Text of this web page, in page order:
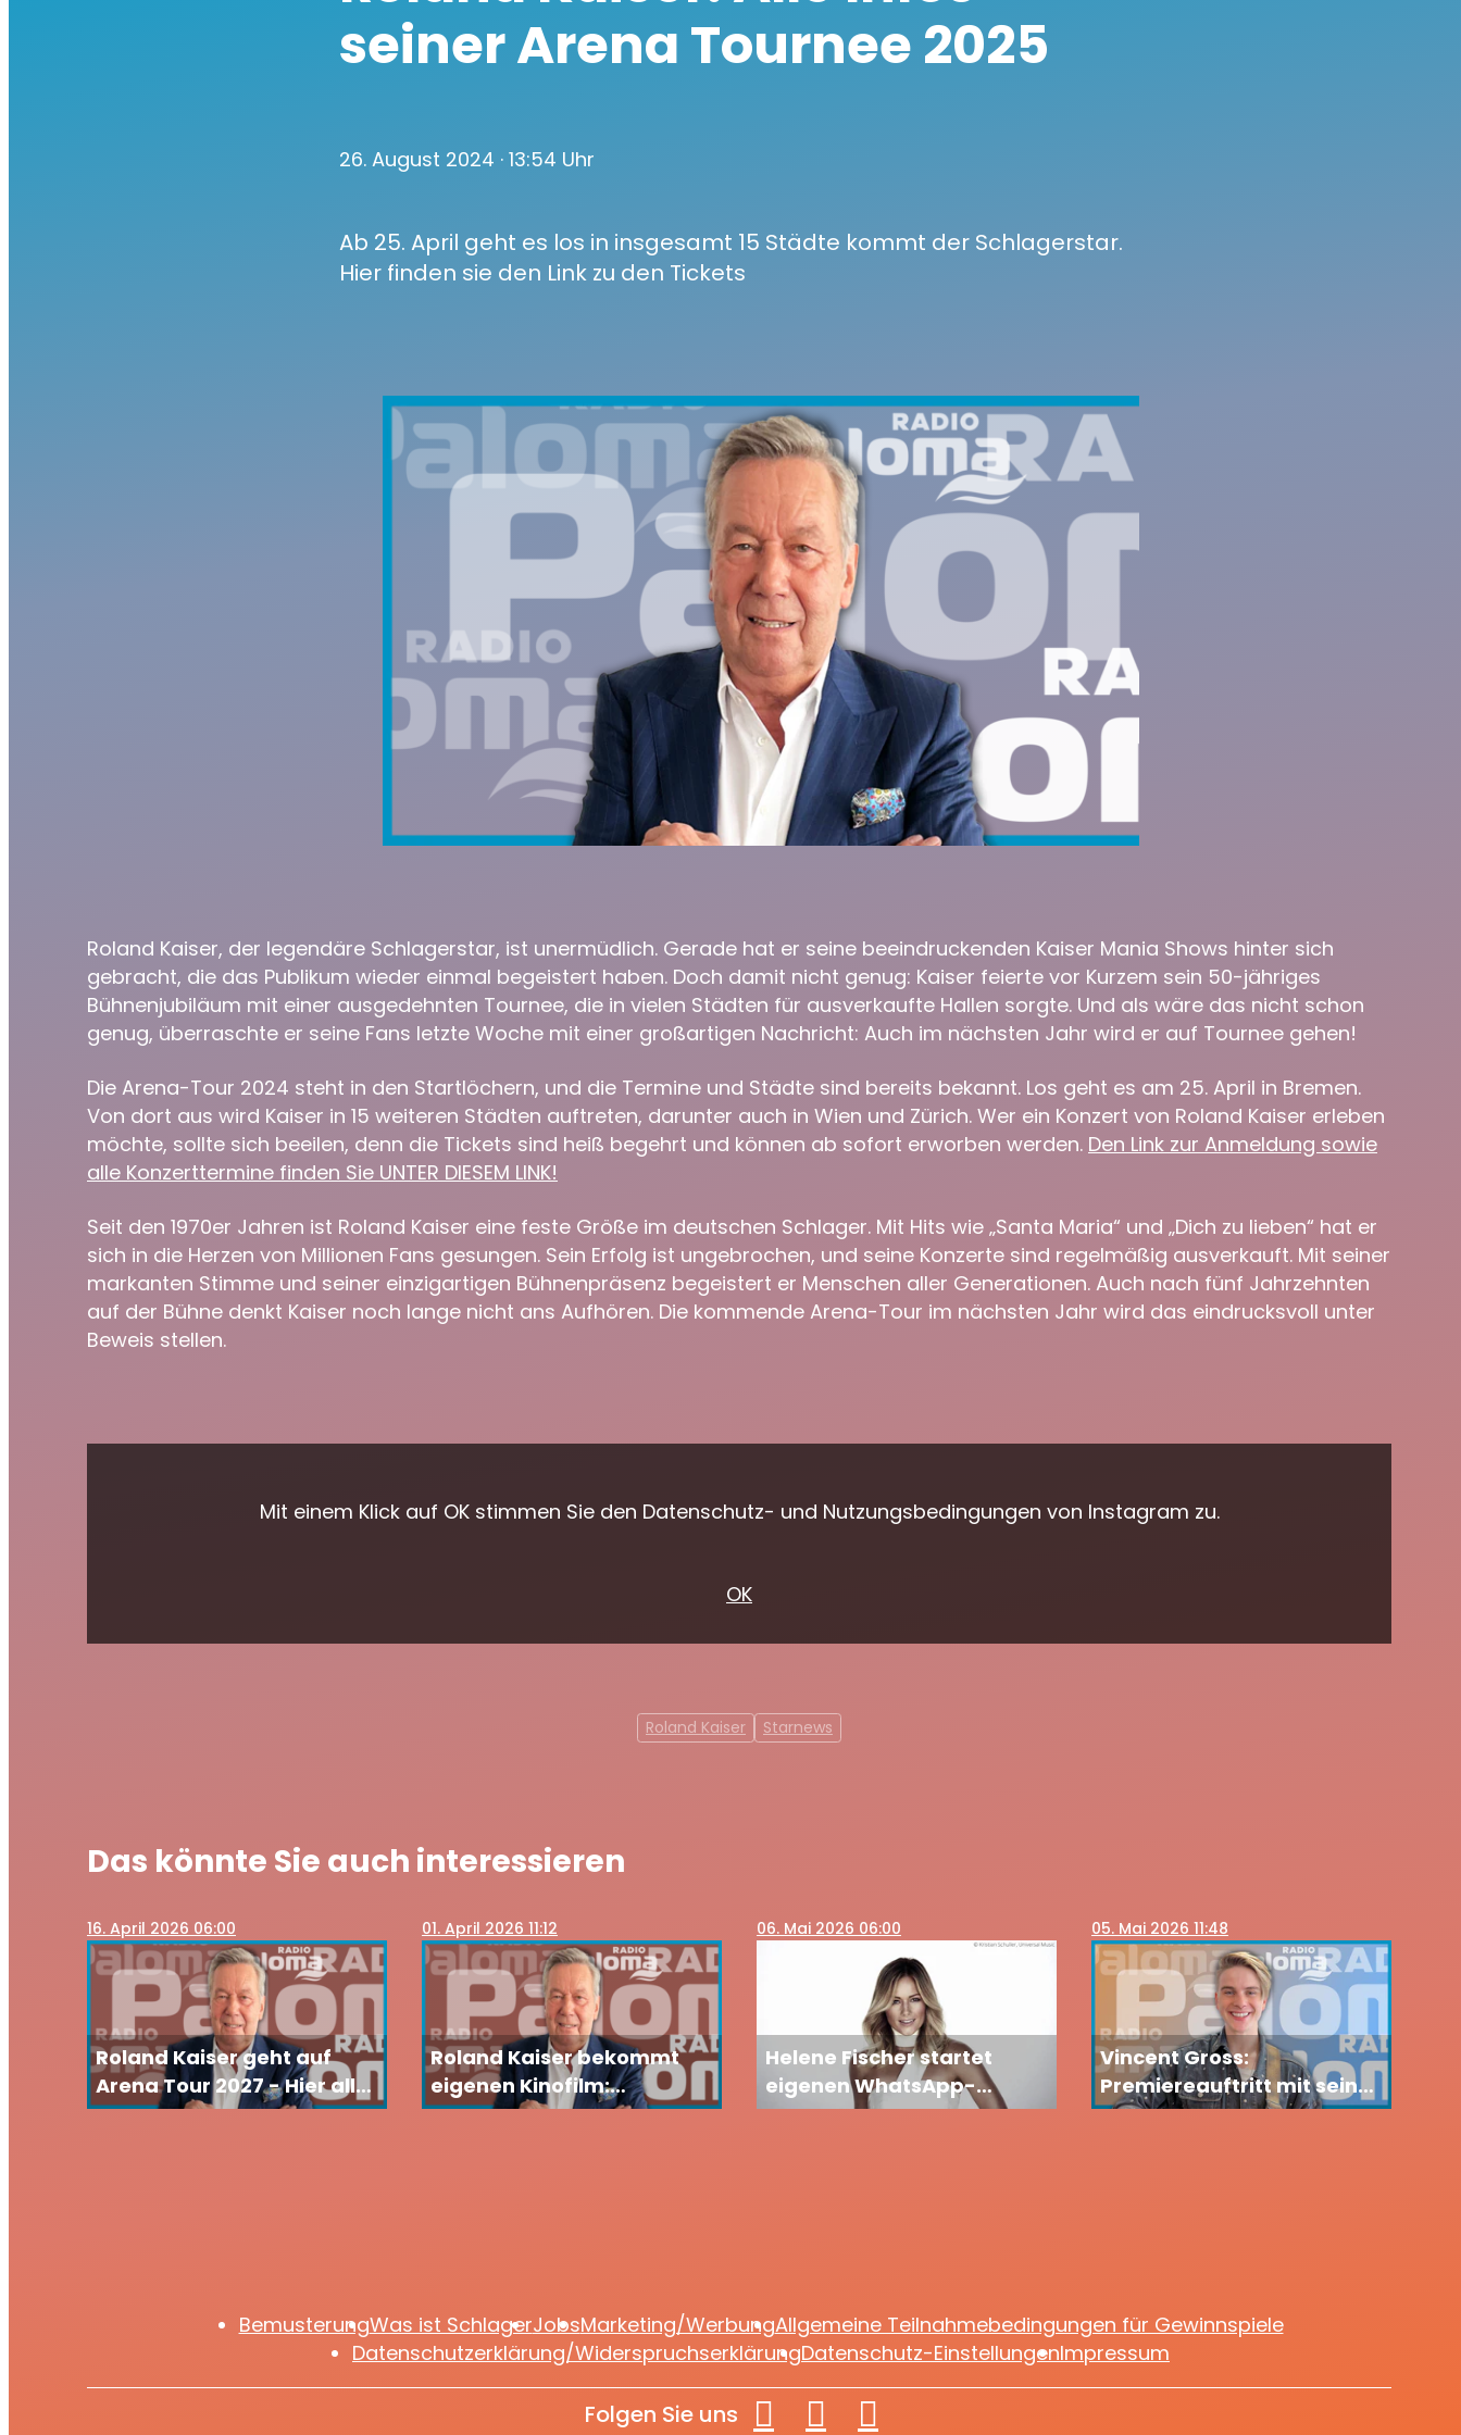
seiner Arena Tournee 2025
26. August 2024 · 13:54 Uhr
Ab 25. April geht es los in insgesamt 15 Städte kommt der Schlagerstar.
Hier finden sie den Link zu den Tickets
Roland Kaiser, der legendäre Schlagerstar, ist unermüdlich. Gerade hat er seine beeindruckenden Kaiser Mania Shows hinter sich
gebracht, die das Publikum wieder einmal begeistert haben. Doch damit nicht genug: Kaiser feierte vor Kurzem sein 50-jähriges
Bühnenjubiläum mit einer ausgedehnten Tournee, die in vielen Städten für ausverkaufte Hallen sorgte. Und als wäre das nicht schon
genug, überraschte er seine Fans letzte Woche mit einer großartigen Nachricht: Auch im nächsten Jahr wird er auf Tournee gehen!
Die Arena-Tour 2024 steht in den Startlöchern, und die Termine und Städte sind bereits bekannt. Los geht es am 25. April in Bremen.
Von dort aus wird Kaiser in 15 weiteren Städten auftreten, darunter auch in Wien und Zürich. Wer ein Konzert von Roland Kaiser erleben
möchte, sollte sich beeilen, denn die Tickets sind heiß begehrt und können ab sofort erworben werden. Den Link zur Anmeldung sowie
alle Konzerttermine finden Sie UNTER DIESEM LINK!
Seit den 1970er Jahren ist Roland Kaiser eine feste Größe im deutschen Schlager. Mit Hits wie „Santa Maria“ und „Dich zu lieben“ hat er
sich in die Herzen von Millionen Fans gesungen. Sein Erfolg ist ungebrochen, und seine Konzerte sind regelmäßig ausverkauft. Mit seiner
markanten Stimme und seiner einzigartigen Bühnenpräsenz begeistert er Menschen aller Generationen. Auch nach fünf Jahrzehnten
auf der Bühne denkt Kaiser noch lange nicht ans Aufhören. Die kommende Arena-Tour im nächsten Jahr wird das eindrucksvoll unter
Beweis stellen.
Mit einem Klick auf OK stimmen Sie den Datenschutz- und Nutzungsbedingungen von Instagram zu.
OK
Roland Kaiser Starnews
Das könnte Sie auch interessieren
16. April 2026 06:00
Roland Kaiser geht auf
Arena Tour 2027 - Hier alle
Infos & Termine
01. April 2026 11:12
Roland Kaiser bekommt
eigenen Kinofilm:
Dreharbeiten zu „Roland“
06. Mai 2026 06:00
Helene Fischer startet
eigenen WhatsApp-
Channel: Fans dürfen sich
05. Mai 2026 11:48
Vincent Gross:
Premiereauftritt mit seiner
Freundin
BemusterungWas ist SchlagerJobsMarketing/WerbungAllgemeine Teilnahmebedingungen für Gewinnspiele
Datenschutzerklärung/WiderspruchserklärungDatenschutz-EinstellungenImpressum
Folgen Sie uns